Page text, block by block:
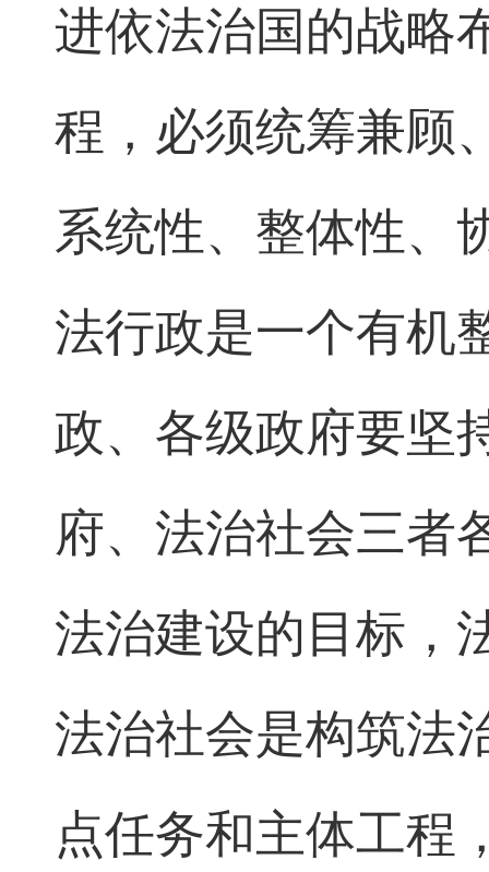
进依法治国的战略
程，必须统筹兼顾
系统性、整体性、
法行政是一个有机
政、各级政府要坚
府、法治社会三者
法治建设的目标，
法治社会是构筑法
点任务和主体工程